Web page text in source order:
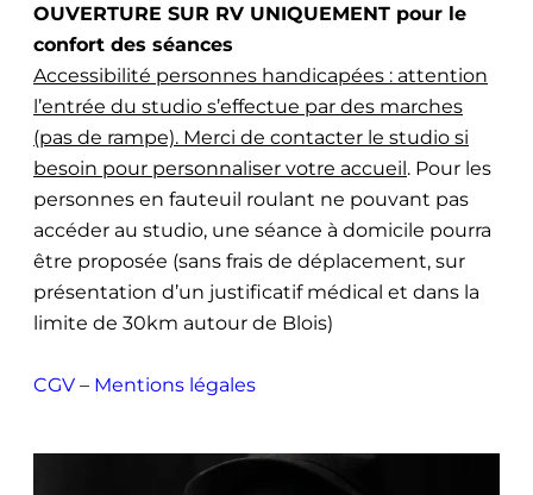
OUVERTURE SUR RV UNIQUEMENT pour le
confort des séances
Accessibilité personnes handicapées : attention
l’entrée du studio s’effectue par des marches
(pas de rampe). Merci de contacter le studio si
besoin pour personnaliser votre accueil. Pour les
personnes en fauteuil roulant ne pouvant pas
accéder au studio, une séance à domicile pourra
être proposée (sans frais de déplacement, sur
présentation d’un justificatif médical et dans la
limite de 30km autour de Blois)
CGV – Mentions légales